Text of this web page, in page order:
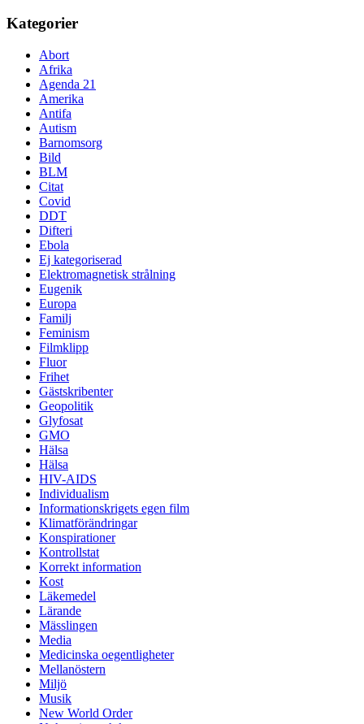
Kategorier
Abort
Afrika
Agenda 21
Amerika
Antifa
Autism
Barnomsorg
Bild
BLM
Citat
Covid
DDT
Difteri
Ebola
Ej kategoriserad
Elektromagnetisk strålning
Eugenik
Europa
Familj
Feminism
Filmklipp
Fluor
Frihet
Gästskribenter
Geopolitik
Glyfosat
GMO
Hälsa
Hälsa
HIV-AIDS
Individualism
Informationskrigets egen film
Klimatförändringar
Konspirationer
Kontrollstat
Korrekt information
Kost
Läkemedel
Lärande
Mässlingen
Media
Medicinska oegentligheter
Mellanöstern
Miljö
Musik
New World Order